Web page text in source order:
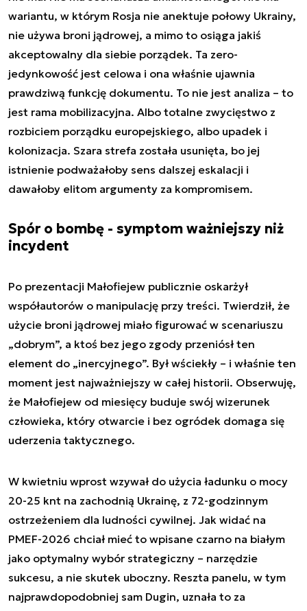
wariantu, w którym Rosja nie anektuje połowy Ukrainy,
nie używa broni jądrowej, a mimo to osiąga jakiś
akceptowalny dla siebie porządek. Ta zero-
jedynkowość jest celowa i ona właśnie ujawnia
prawdziwą funkcję dokumentu. To nie jest analiza – to
jest rama mobilizacyjna. Albo totalne zwycięstwo z
rozbiciem porządku europejskiego, albo upadek i
kolonizacja. Szara strefa została usunięta, bo jej
istnienie podważałoby sens dalszej eskalacji i
dawałoby elitom argumenty za kompromisem.
Spór o bombę - symptom ważniejszy niż
incydent
Po prezentacji Małofiejew publicznie oskarżył
współautorów o manipulację przy treści. Twierdził, że
użycie broni jądrowej miało figurować w scenariuszu
„dobrym”, a ktoś bez jego zgody przeniósł ten
element do „inercyjnego”. Był wściekły – i właśnie ten
moment jest najważniejszy w całej historii. Obserwuję,
że Małofiejew od miesięcy buduje swój wizerunek
człowieka, który otwarcie i bez ogródek domaga się
uderzenia taktycznego.
W kwietniu wprost wzywał do użycia ładunku o mocy
20-25 knt na zachodnią Ukrainę, z 72-godzinnym
ostrzeżeniem dla ludności cywilnej. Jak widać na
PMEF-2026 chciał mieć to wpisane czarno na białym
jako optymalny wybór strategiczny – narzędzie
sukcesu, a nie skutek uboczny. Reszta panelu, w tym
najprawdopodobniej sam Dugin, uznała to za